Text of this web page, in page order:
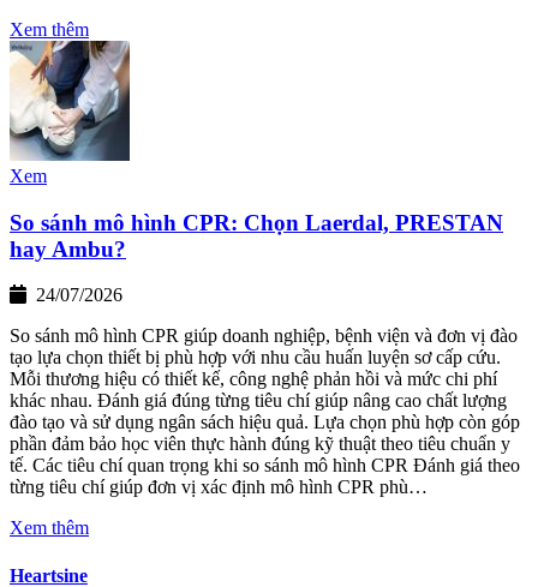
Xem thêm
Xem
So sánh mô hình CPR: Chọn Laerdal, PRESTAN
hay Ambu?
24/07/2026
So sánh mô hình CPR giúp doanh nghiệp, bệnh viện và đơn vị đào
tạo lựa chọn thiết bị phù hợp với nhu cầu huấn luyện sơ cấp cứu.
Mỗi thương hiệu có thiết kế, công nghệ phản hồi và mức chi phí
khác nhau. Đánh giá đúng từng tiêu chí giúp nâng cao chất lượng
đào tạo và sử dụng ngân sách hiệu quả. Lựa chọn phù hợp còn góp
phần đảm bảo học viên thực hành đúng kỹ thuật theo tiêu chuẩn y
tế. Các tiêu chí quan trọng khi so sánh mô hình CPR Đánh giá theo
từng tiêu chí giúp đơn vị xác định mô hình CPR phù…
Xem thêm
Heartsine